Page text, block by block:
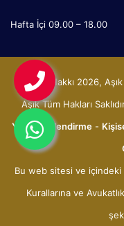
Hafta İçi 09.00 – 18.00
© Telif Hakkı 2026,
Aşık Tüm Hakları
Yasal Bilgilendirme-
Bu web sitesi ve
Kurallarına ve